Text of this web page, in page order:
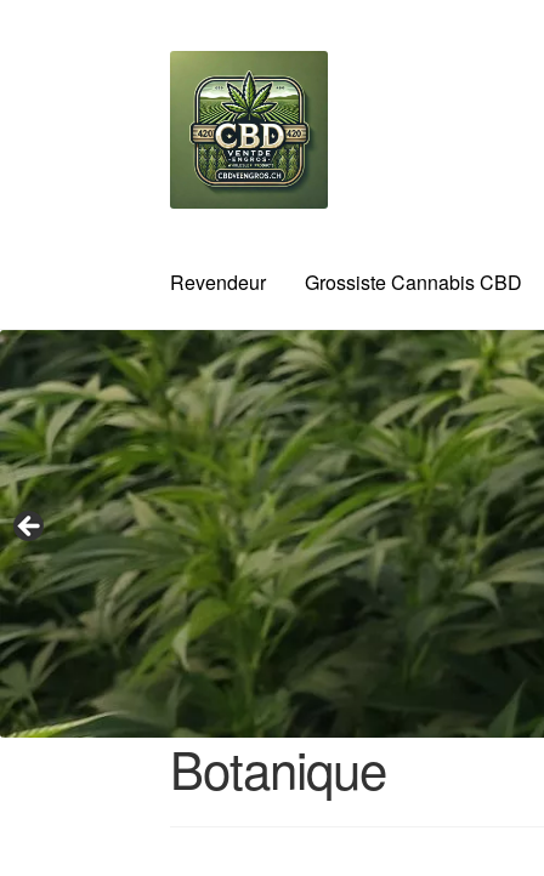
navigation
contenu
Revendeur Grossiste Cannabis CBD
Botanique